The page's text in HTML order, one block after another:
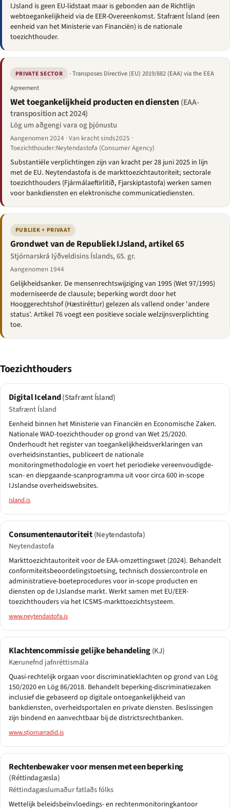
IJsland is geen EU-lidstaat maar is gebonden aan de Richtlijn
webtoegankelijkheid via de EER-Overeenkomst. Stafrænt Ísland (een
eenheid van het Ministerie van Financiën) is de nationale
toezichthouder.
PRIVATE SECTOR
· Transposes Directive (EU) 2019/882 (EAA) via the EEA
Agreement
Wet toegankelijkheid producten en diensten (EAA-
transposition act 2024)
Lög um aðgengi vara og þjónustu
Aangenomen 2024 · Van kracht sinds2025 ·
Toezichthouder:Neytendastofa (Consumer Agency)
Substantiële verplichtingen zijn van kracht per 28 juni 2025 in lijn
met de EU. Neytendastofa is de markttoezichtautoriteit; sectorale
toezichthouders (Fjármálaeftirlitið, Fjarskiptastofa) werken samen
voor bankdiensten en elektronische communicatiediensten.
PUBLIEK + PRIVAAT
Grondwet van de Republiek IJsland, artikel 65
Stjórnarskrá lýðveldisins Íslands, 65. gr.
Aangenomen 1944
Gelijkheidsanker. De mensenrechtswijziging van 1995 (Wet 97/1995)
moderniseerde de clausule; beperking wordt door het
Hooggerechtshof (Hæstiréttur) gelezen als vallend onder 'andere
status'. Artikel 76 voegt een positieve sociale welzijnsverplichting
toe.
Toezichthouders
Digital Iceland(Stafrænt Ísland)
Stafrænt Ísland
Eenheid binnen het Ministerie van Financiën en Economische Zaken.
Nationale WAD-toezichthouder op grond van Wet 25/2020.
Onderhoudt het register van toegankelijkheidsverklaringen van
overheidsinstanties, publiceert de nationale
monitoringmethodologie en voert het periodieke vereenvoudigde-
scan- en diepgaande-scanprogramma uit voor circa 600 in-scope
IJslandse overheidswebsites.
island.is
Consumentenautoriteit(Neytendastofa)
Neytendastofa
Markttoezichtautoriteit voor de EAA-omzettingswet (2024). Behandelt
conformiteitsbeoordelingstoetsing, technisch dossiercontrole en
administratieve-boeteprocedures voor in-scope producten en
diensten op de IJslandse markt. Werkt samen met EU/EER-
toezichthouders via het ICSMS-markttoezichtsysteem.
www.neytendastofa.is
Klachtencommissie gelijke behandeling(KJ)
Kærunefnd jafnréttismála
Quasi-rechtelijk orgaan voor discriminatieklachten op grond van Lög
150/2020 en Lög 86/2018. Behandelt beperking-discriminatiezaken
inclusief die gebaseerd op digitale ontoegankelijkheid van
bankdiensten, overheidsportalen en private diensten. Beslissingen
zijn bindend en aanvechtbaar bij de districtsrechtbanken.
www.stjornarradid.is
Rechtenbewaker voor mensen met een beperking
(Réttindagæsla)
Réttindagæslumaður fatlaðs fólks
Wettelijk beleidsbeïnvloedings- en rechtenmonitoringkantoor